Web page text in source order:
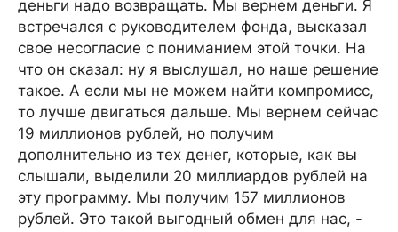
деньги надо возвращать. Мы вернем деньги. Я
встречался с руководителем фонда, высказал
свое несогласие с пониманием этой точки. На
что он сказал: ну я выслушал, но наше решение
такое. А если мы не можем найти компромисс,
то лучше двигаться дальше. Мы вернем сейчас
19 миллионов рублей, но получим
дополнительно из тех денег, которые, как вы
слышали, выделили 20 миллиардов рублей на
эту программу. Мы получим 157 миллионов
рублей. Это такой выгодный обмен для нас, -